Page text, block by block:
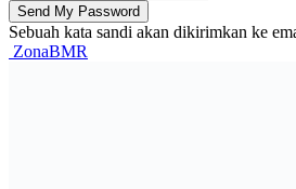
Sebuah kata sandi akan dikirimkan ke
ZonaBMR